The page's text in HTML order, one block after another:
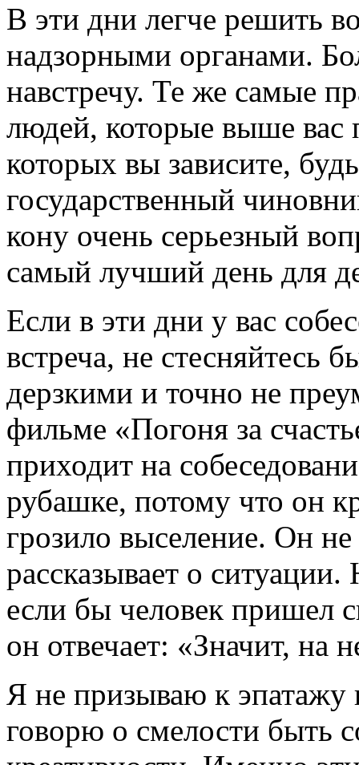
В эти дни легче решить
надзорными органами.
навстречу. Те же самые
людей, которые выше вас
которых вы зависите,
государственный
кону очень серьезный
самый лучший день для
Если в эти дни у вас
встреча, не стесняйтесь
дерзкими и точно не
фильме «Погоня за
приходит на
рубашке, потому что он
грозило выселение. Он
рассказывает о
если бы человек пришел
он отвечает: «Значит,
Я не призываю к эпатажу
говорю о смелости быть